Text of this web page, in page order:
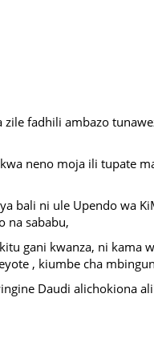
fadhili ambazo
neno moja ili tupate
bali ni ule Upendo wa
na sababu,
gani kwanza, ni kama
, kiumbe cha
Daudi alichokiona